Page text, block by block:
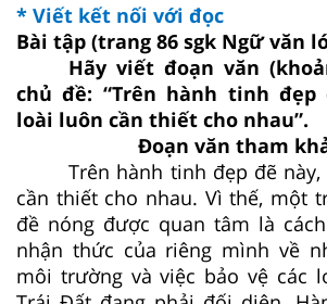
* Viết kết nối với đọc
Bài tập (trang 86 sgk Ngữ văn
Hãy viết đoạn văn
chủ đề: “Trên hành tinh đẹp
loài luôn cần thiết cho nhau”.
Đoạn văn tham
Trên hành tinh đẹp đẽ
cần thiết cho nhau. Vì thế, một
đề nóng được quan tâm là
nhận thức của riêng mình về
môi trường và việc bảo vệ các